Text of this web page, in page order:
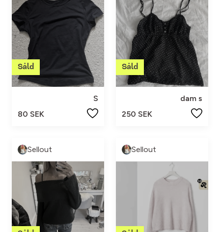
S
80 SEK
dam s
250 SEK
Sellout Sellout